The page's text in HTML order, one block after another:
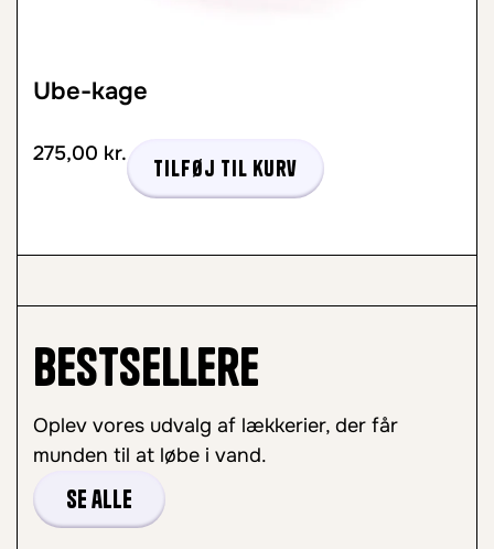
Ube-kage
275,00 kr.
Tilføj til kurv
Bestsellere
Oplev vores udvalg af lækkerier, der får
munden til at løbe i vand.
Se alle